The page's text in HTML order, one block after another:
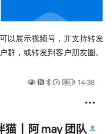
以展示视频号，并支持转发